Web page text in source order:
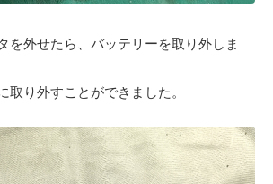
を外せたら、バッテリーを取り外しま
取り外すことができました。